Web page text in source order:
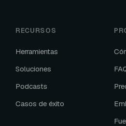
RECURSOS
Herramientas
Soluciones
Podcasts
Casos de éxito